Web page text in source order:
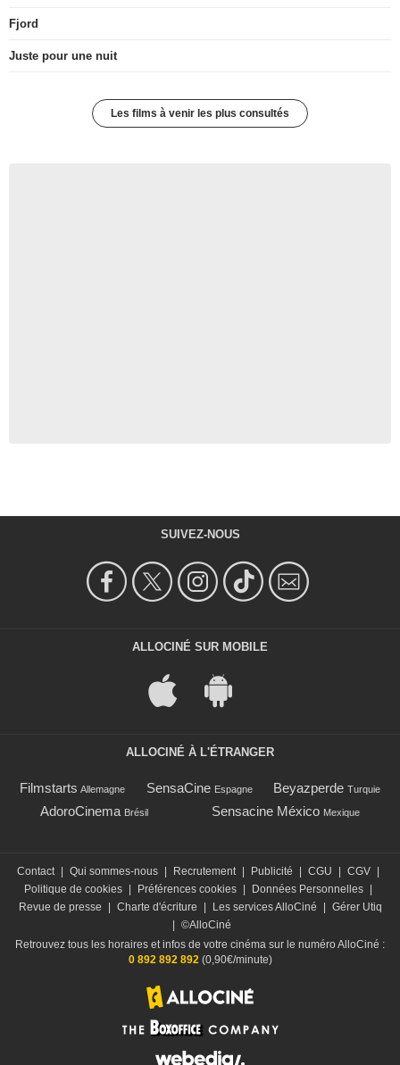
Fjord
Juste pour une nuit
Les films à venir les plus consultés
SUIVEZ-NOUS
ALLOCINÉ SUR MOBILE
ALLOCINÉ À L'ÉTRANGER
Filmstarts Allemagne SensaCine Espagne Beyazperde Turquie
AdoroCinema Brésil Sensacine México Mexique
Contact Qui sommes-nous Recrutement Publicité CGU CGV
Politique de cookies
Préférences cookies Données Personnelles
Revue de presse
Charte d'écriture Les services AlloCiné
Gérer Utiq
©AlloCiné
Retrouvez tous les horaires et infos de votre cinéma sur le numéro AlloCiné :
0 892 892 892(0,90€/minute)